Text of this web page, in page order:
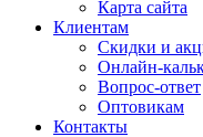
Карта сайта
Клиентам
Скидки и
Онлайн-
Вопрос-ответ
Оптовикам
Контакты